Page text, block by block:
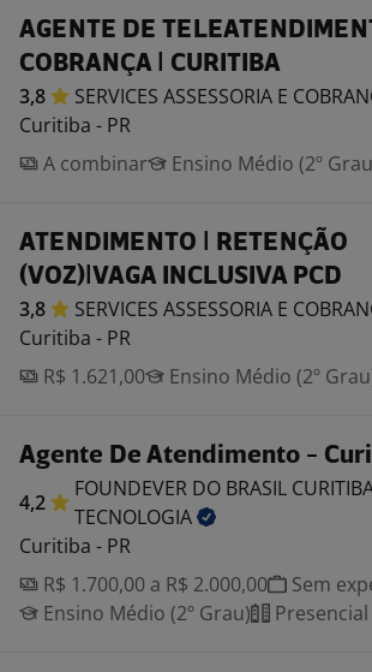
AGENTE DE
COBRANÇA | CURITIBA
3,8 SERVICES ASSESSORIA E
Curitiba - PR
A combinar
Ensino Médio (2º
ATENDIMENTO | RETENÇÃO
(VOZ)|VAGA INCLUSIVA PCD
3,8 SERVICES ASSESSORIA E
Curitiba - PR
R$ 1.621,00
Ensino Médio (2º
Agente De Atendimento -
4,2
FOUNDEVER DO BRASIL
TECNOLOGIA
Curitiba - PR
R$ 1.700,00 a R$ 2.000,00
Sem
Ensino Médio (2º Grau)
Presencial